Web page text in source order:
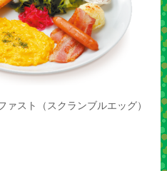
ァスト（スクランブルエッグ）